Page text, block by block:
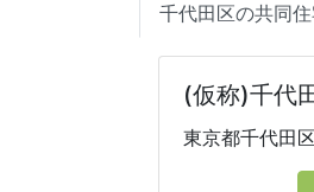
千代田区の共同
(仮称)千代
東京都千代田